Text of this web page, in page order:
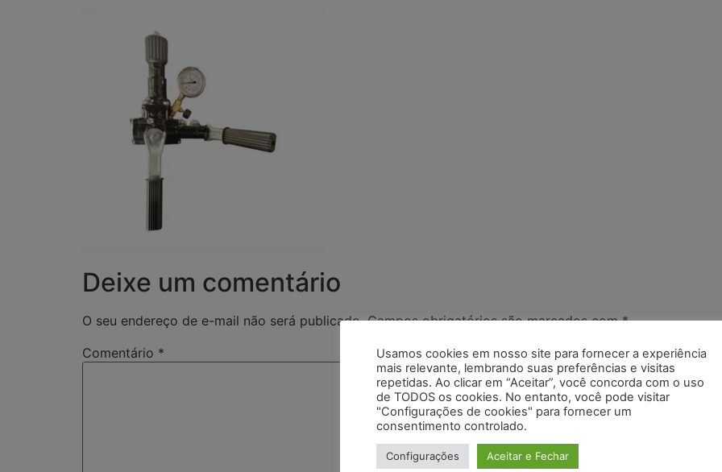
Deixe um comentário
O seu endereço de e-mail não será publicado. Campos obrigatórios são marcados com*
Comentário *
Usamos cookies em nosso site para fornecer a experiência
mais relevante, lembrando suas preferências e visitas
repetidas. Ao clicar em “Aceitar”, você concorda com o uso
de TODOS os cookies. No entanto, você pode visitar
"Configurações de cookies" para fornecer um
consentimento controlado.
Configurações Aceitar e Fechar